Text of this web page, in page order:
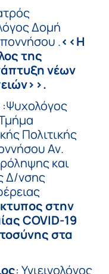
Δομή
.<<Η
της
νέων
:Ψυχολόγος
Πολιτικής
Αν.
και
Δ/νσης
στην
COVID-19
στα
: Υγιεινολόγος